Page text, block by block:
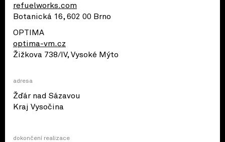
refuelworks.com
Botanická 16, 602 00 Brno
OPTIMA
optima-vm.cz
Žižkova 738/IV, Vysoké Mýto
adresa
Žďár nad Sázavou
Kraj Vysočina
dokončení realizace